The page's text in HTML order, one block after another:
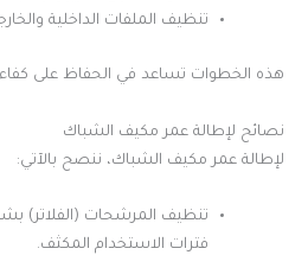
تنظيف الملفات الداخلية
هذه الخطوات تساعد في الحفاظ على
نصائح لإطالة عمر مكيف الشباك
لإطالة عمر مكيف الشباك، ننصح بالآتي:
تنظيف المرشحات (الفلاتر)
فترات الاستخدام المكثف.